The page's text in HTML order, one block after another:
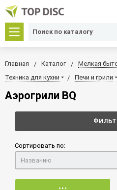
Главная Каталог
Мелкая
Техника для кухни
Печи и грили
Аэрогрили BQ
Сортировать по:
Названию